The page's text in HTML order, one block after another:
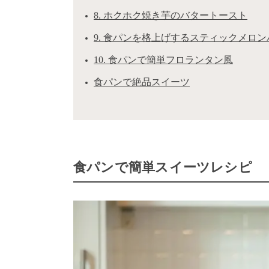
8. ホクホク焼き芋のバタートースト
9. 食パンを格上げするスティックメロン
10. 食パンで簡単フロランタン風
食パンで絶品スイーツ
食パンで簡単スイーツレシピ